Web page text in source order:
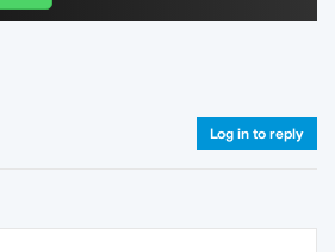
Log in to reply